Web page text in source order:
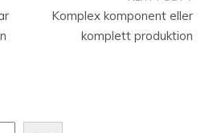
Komplex komponent eller
komplett produktion